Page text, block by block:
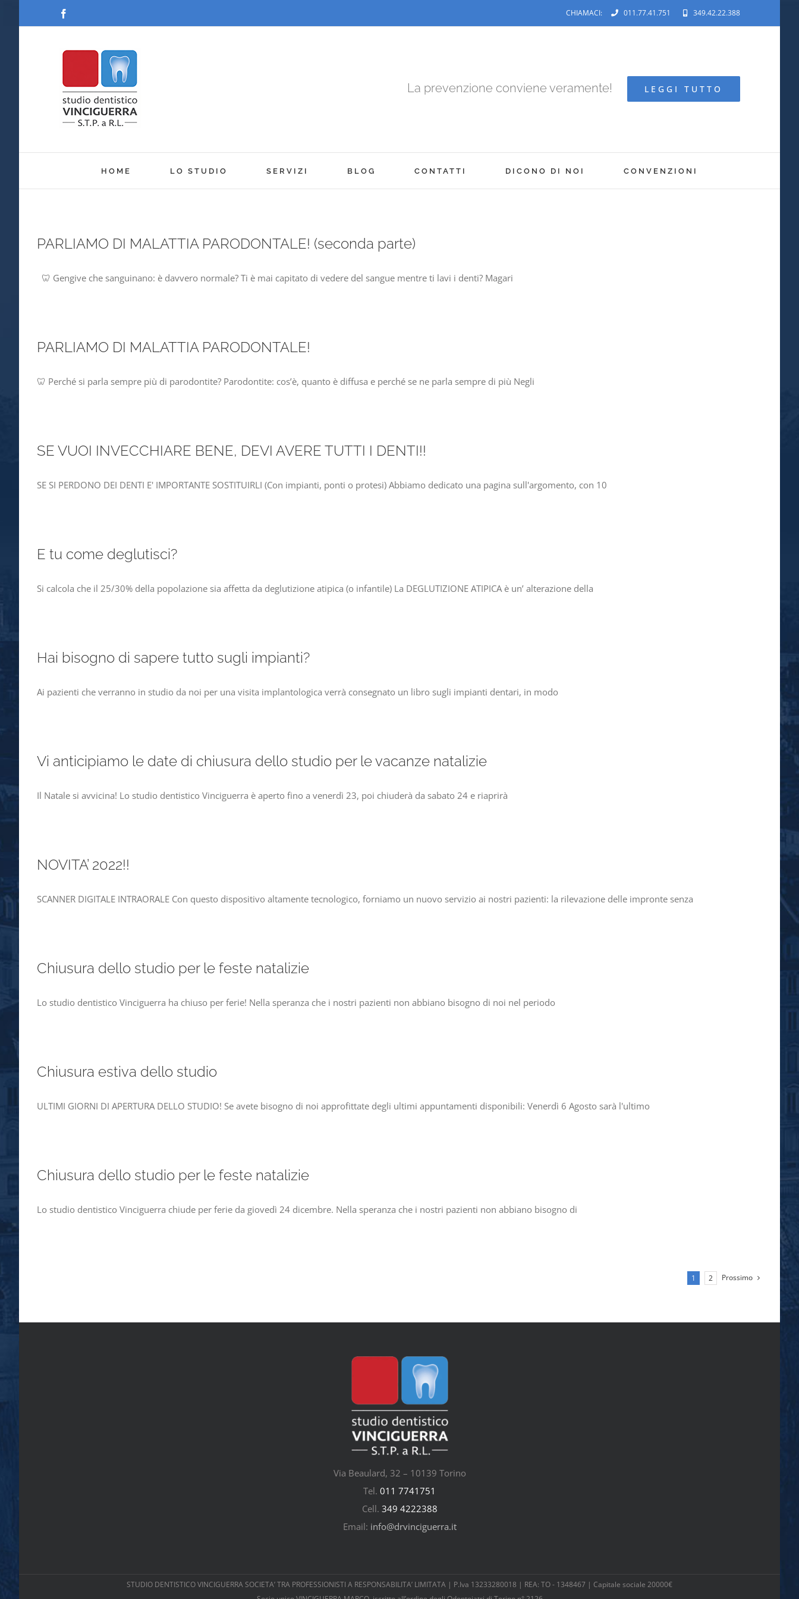
CHIAMACI: 011.77.41.751 349.42.22.388
La prevenzione conviene veramente! LEGGI TUTTO
HOME LO STUDIO SERVIZI BLOG CONTATTI DICONO DI NOI CONVENZIONI
PARLIAMO DI MALATTIA PARODONTALE! (seconda parte)
🦷 Gengive che sanguinano: è davvero normale? Ti è mai capitato di vedere del sangue mentre ti lavi i denti? Magari
PARLIAMO DI MALATTIA PARODONTALE!
🦷 Perché si parla sempre più di parodontite? Parodontite: cos’è, quanto è diffusa e perché se ne parla sempre di più Negli
SE VUOI INVECCHIARE BENE, DEVI AVERE TUTTI I DENTI!!
SE SI PERDONO DEI DENTI E' IMPORTANTE SOSTITUIRLI (Con impianti, ponti o protesi) Abbiamo dedicato una pagina sull'argomento, con 10
E tu come deglutisci?
Si calcola che il 25/30% della popolazione sia affetta da deglutizione atipica (o infantile) La DEGLUTIZIONE ATIPICA è un’ alterazione della
Hai bisogno di sapere tutto sugli impianti?
Ai pazienti che verranno in studio da noi per una visita implantologica verrà consegnato un libro sugli impianti dentari, in modo
Vi anticipiamo le date di chiusura dello studio per le vacanze natalizie
Il Natale si avvicina! Lo studio dentistico Vinciguerra è aperto fino a venerdì 23, poi chiuderà da sabato 24 e riaprirà
NOVITA’ 2022!!
SCANNER DIGITALE INTRAORALE Con questo dispositivo altamente tecnologico, forniamo un nuovo servizio ai nostri pazienti: la rilevazione delle impronte senza
Chiusura dello studio per le feste natalizie
Lo studio dentistico Vinciguerra ha chiuso per ferie! Nella speranza che i nostri pazienti non abbiano bisogno di noi nel periodo
Chiusura estiva dello studio
ULTIMI GIORNI DI APERTURA DELLO STUDIO! Se avete bisogno di noi approfittate degli ultimi appuntamenti disponibili: Venerdì 6 Agosto sarà l'ultimo
Chiusura dello studio per le feste natalizie
Lo studio dentistico Vinciguerra chiude per ferie da giovedì 24 dicembre. Nella speranza che i nostri pazienti non abbiano bisogno di
1 2 Prossimo
Via Beaulard, 32 – 10139 Torino
Tel. 011 7741751
Cell. 349 4222388
Email: info@drvinciguerra.it
STUDIO DENTISTICO VINCIGUERRA SOCIETA’ TRA PROFESSIONISTI A RESPONSABILITA’ LIMITATA | P.Iva 13233280018 | REA: TO - 1348467 | Capitale sociale 20000€